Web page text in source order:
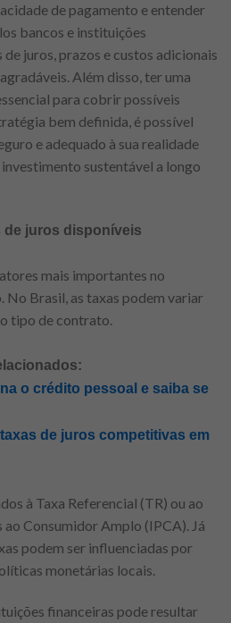
de pagamento e entender
bancos e instituições
juros, prazos e custos adicionais
Além disso, ter uma
para cobrir possíveis
bem definida, é possível
e adequado à sua realidade
sustentável a longo
de juros disponíveis
mais importantes no
Brasil, as taxas podem variar
tipo de contrato.
o crédito pessoal e saiba se
de juros competitivas em
à Taxa Referencial (TR) ou ao
Consumidor Amplo (IPCA). Já
podem ser influenciadas por
monetárias locais.
financeiras pode resultar